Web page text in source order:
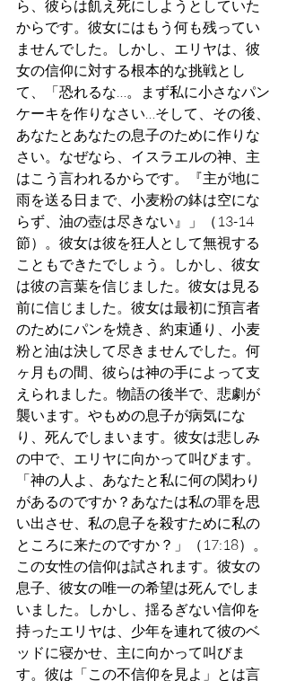
ら、彼らは飢え死にしようとしていた
からです。彼女にはもう何も残ってい
ませんでした。しかし、エリヤは、彼
女の信仰に対する根本的な挑戦とし
て、「恐れるな…。まず私に小さなパン
ケーキを作りなさい…そして、その後、
あなたとあなたの息子のために作りな
さい。なぜなら、イスラエルの神、主
はこう言われるからです。『主が地に
雨を送る日まで、小麦粉の鉢は空にな
らず、油の壺は尽きない』」（13-14
節）。彼女は彼を狂人として無視する
こともできたでしょう。しかし、彼女
は彼の言葉を信じました。彼女は見る
前に信じました。彼女は最初に預言者
のためにパンを焼き、約束通り、小麦
粉と油は決して尽きませんでした。何
ヶ月もの間、彼らは神の手によって支
えられました。物語の後半で、悲劇が
襲います。やもめの息子が病気にな
り、死んでしまいます。彼女は悲しみ
の中で、エリヤに向かって叫びます。
「神の人よ、あなたと私に何の関わり
があるのですか？あなたは私の罪を思
い出させ、私の息子を殺すために私の
ところに来たのですか？」（17:18）。
この女性の信仰は試されます。彼女の
息子、彼女の唯一の希望は死んでしま
いました。しかし、揺るぎない信仰を
持ったエリヤは、少年を連れて彼のベ
ッドに寝かせ、主に向かって叫びま
す。彼は「この不信仰を見よ」とは言